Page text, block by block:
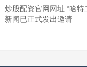
炒股配资官网网址 “哈
新闻已正式发出邀请